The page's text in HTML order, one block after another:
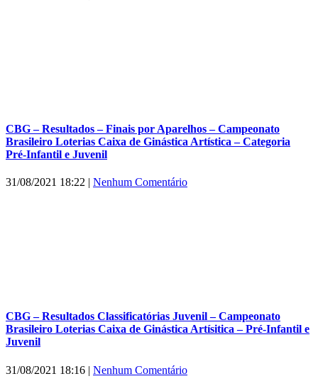
CBG – Resultados – Finais por Aparelhos – Campeonato
Brasileiro Loterias Caixa de Ginástica Artística – Categoria
Pré-Infantil e Juvenil
31/08/2021 18:22 | Nenhum Comentário
CBG – Resultados Classificatórias Juvenil – Campeonato
Brasileiro Loterias Caixa de Ginástica Artísitica – Pré-Infantil e
Juvenil
31/08/2021 18:16 | Nenhum Comentário